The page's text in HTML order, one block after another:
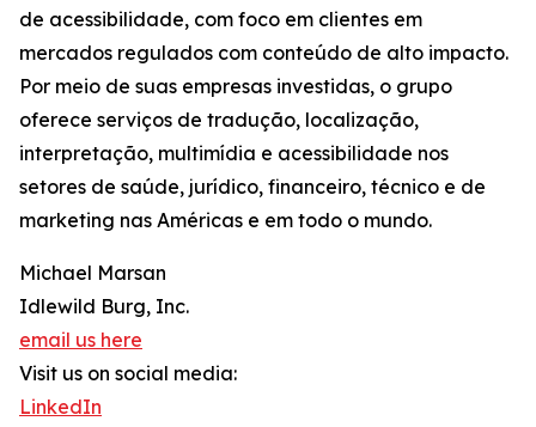
de acessibilidade, com foco em clientes em
mercados regulados com conteúdo de alto impacto.
Por meio de suas empresas investidas, o grupo
oferece serviços de tradução, localização,
interpretação, multimídia e acessibilidade nos
setores de saúde, jurídico, financeiro, técnico e de
marketing nas Américas e em todo o mundo.
Michael Marsan
Idlewild Burg, Inc.
email us here
Visit us on social media:
LinkedIn